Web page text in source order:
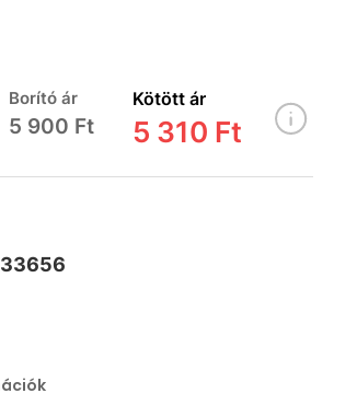
Borító ár
5 900 Ft
Kötött ár
5 310 Ft